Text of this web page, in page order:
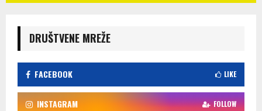
DRUŠTVENE MREŽE
FACEBOOK LIKE
INSTAGRAM FOLLOW